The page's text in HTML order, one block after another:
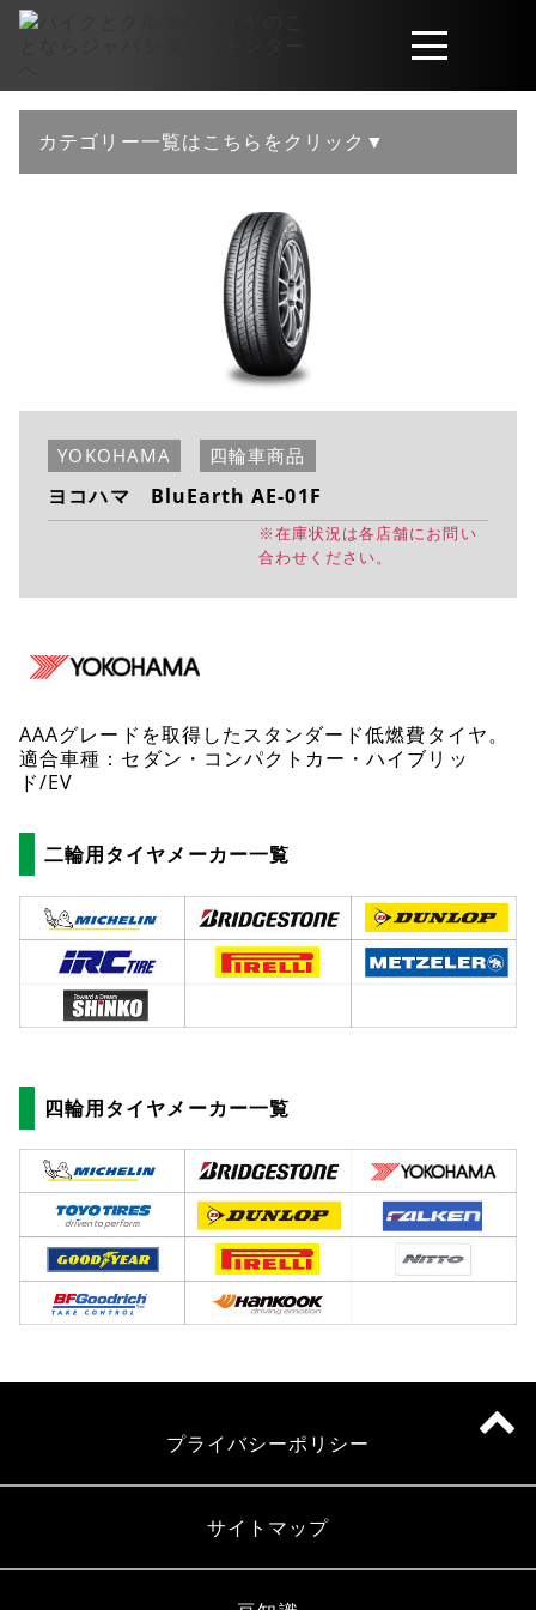
取扱商品
工賃・サービスについて
カテゴリー一覧はこちらをクリック▼
YOKOHAMA 四輪車商品
ヨコハマ BluEarth AE-01F
※在庫状況は各店舗にお問い
合わせください。
AAAグレードを取得したスタンダード低燃費タイヤ。
適合車種：セダン・コンパクトカー・ハイブリッ
ド/EV
二輪用タイヤメーカー一覧
四輪用タイヤメーカー一覧
プライバシーポリシー
サイトマップ